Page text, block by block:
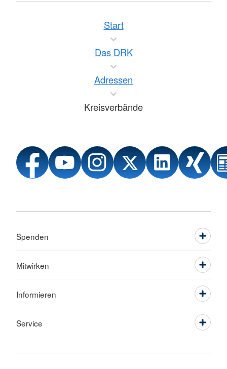
Start
Das DRK
Adressen
Kreisverbände
Spenden
Mitwirken
Informieren
Service